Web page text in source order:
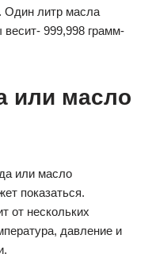
Один литр масла
999,998 грамм-
или масло
или масло
показаться.
от нескольких
давление и